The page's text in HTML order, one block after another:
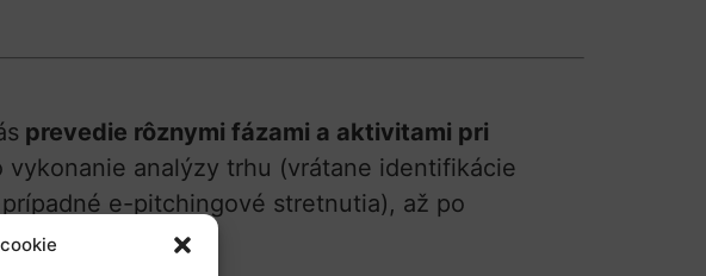
prevedie rôznymi fázami a aktivitami pri
analýzy trhu (vrátane identifikácie
e-pitchingové stretnutia), až po